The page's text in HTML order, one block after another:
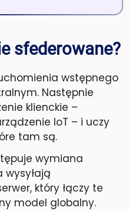
sfederowane?
wstępnego
Następnie
klienckie –
IoT – i uczy
tam są.
wymiana
który łączy te
model globalny.